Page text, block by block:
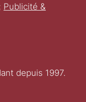
depuis 1997.
Publicité &